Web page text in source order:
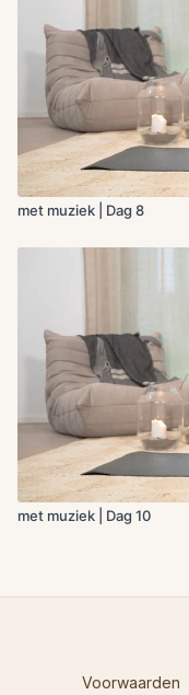
met muziek | Dag 8
met muziek | Dag 10
Voorwaarden